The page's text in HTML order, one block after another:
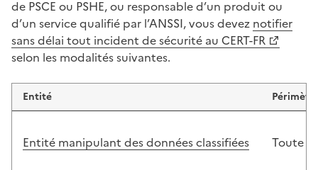
de PSCE ou PSHE, ou responsable d’un produit ou
d’un service qualifié par l’ANSSI, vous devez
(Ouvre une nouvelle fenêtre)
notifier
sans délai tout incident de sécurité au CERT-FR
selon les modalités suivantes.
Entité
Entité manipulant des données classifiées Toute